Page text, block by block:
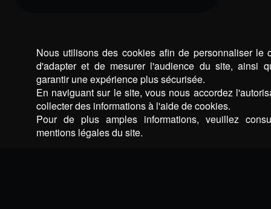
Nous utilisons des cookies afin de personnaliser le
d'adapter et de mesurer l'audience du site, ainsi
garantir une expérience plus sécurisée.
En naviguant sur le site, vous nous accordez
collecter des informations à l'aide de cookies.
Pour de plus amples informations, veuillez
mentions légales du site.